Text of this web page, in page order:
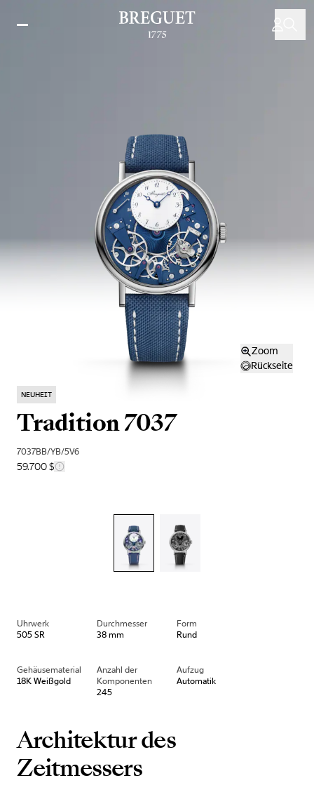
zum
Zoom
Rückseite
NEUHEIT
Tradition 7037
7037BB/YB/5V6
59.700 $
Uhrwerk
505 SR
Durchmesser
38 mm
Form
Rund
Gehäusematerial
18K Weißgold
Anzahl der
Komponenten
245
Aufzug
Automatik
Architektur des
Zeitmessers